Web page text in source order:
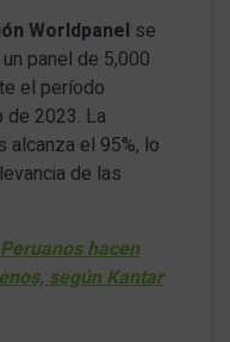
Worldpanel se
panel de 5,000
el período
de 2023. La
el 95%, lo
de las
Peruanos hacen
según Kantar